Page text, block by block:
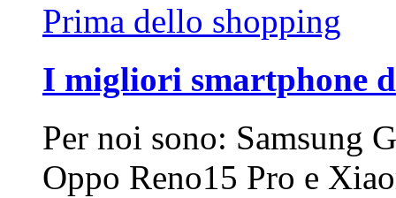
Prima dello shopping
I migliori smartphone
Per noi sono: Samsung
Oppo Reno15 Pro e